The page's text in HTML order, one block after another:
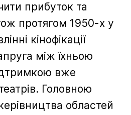
прибуток та
протягом 1950-х у
кінофікації
між їхньою
вже
Головною
областей